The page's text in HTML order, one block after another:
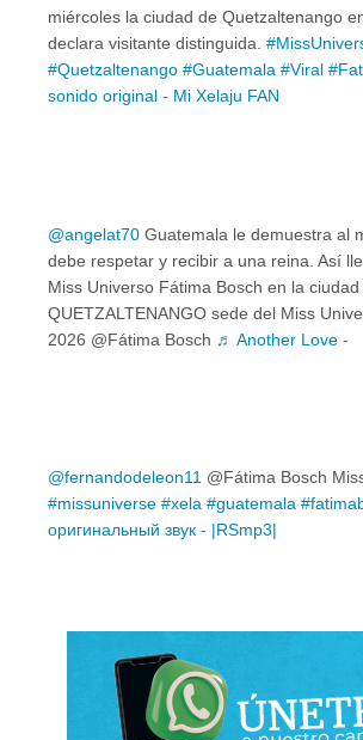
miércoles la ciudad de Quetzaltenango
declara visitante distinguida.
#Quetzaltenango #Guatemala #Viral
sonido original - Mi Xelaju FAN
@angelat70 Guatemala le demuestra al
debe respetar y recibir a una reina. Así
Miss Universo Fátima Bosch en la ciudad
QUETZALTENANGO sede del Miss
2026 @Fátima Bosch ♬ Another Love -
@fernandodeleon11 @Fátima Bosch
#missuniverse #xela #guatemala
оригинальный звук - |RSmp3|